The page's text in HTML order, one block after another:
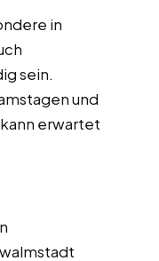
in
sein.
und
erwartet